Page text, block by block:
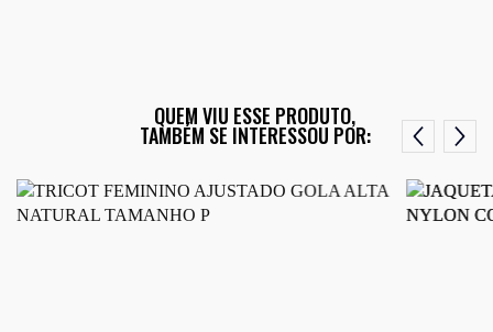
QUEM VIU ESSE PRODUTO,
TAMBÉM SE INTERESSOU POR: